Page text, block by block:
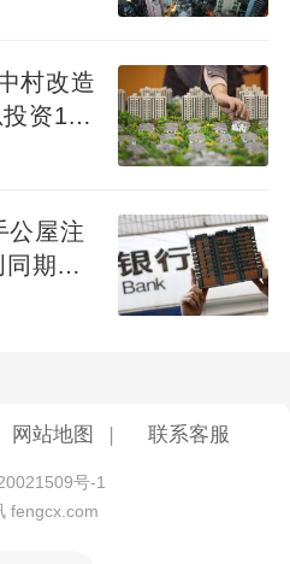
村改造
资10
公屋注
期新
网站地图 联系客服
号-1
fengcx.com